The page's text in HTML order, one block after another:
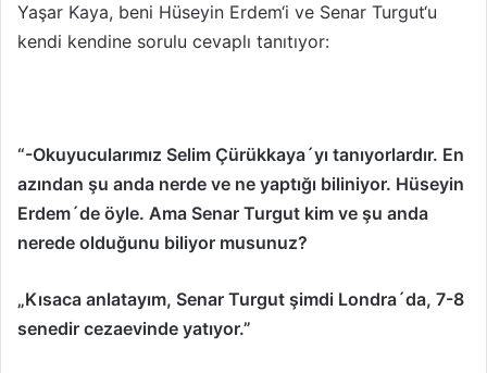
Yaşar Kaya, beni Hüseyin Erdem‘i ve Senar Turgut‘u
kendi kendine sorulu cevaplı tanıtıyor:
“-Okuyucularımız Selim Çürükkaya´yı tanıyorlardır. En
azından şu anda nerde ve ne yaptığı biliniyor. Hüseyin
Erdem´de öyle. Ama Senar Turgut kim ve şu anda
nerede olduğunu biliyor musunuz?
„Kısaca anlatayım, Senar Turgut şimdi Londra´da, 7-8
senedir cezaevinde yatıyor.”